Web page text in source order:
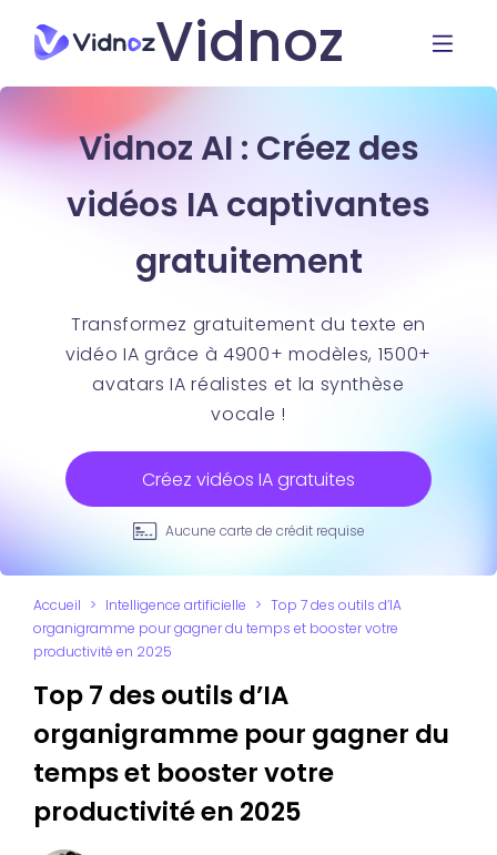
Vidnoz
Vidnoz AI : Créez des
vidéos IA captivantes
gratuitement
Transformez gratuitement du texte en
vidéo IA grâce à 4900+ modèles, 1500+
avatars IA réalistes et la synthèse
vocale !
Créez vidéos IA gratuites
Aucune carte de crédit requise
Accueil > Intelligence artificielle > Top 7 des outils d’IA
organigramme pour gagner du temps et booster votre
productivité en 2025
Top 7 des outils d’IA
organigramme pour gagner du
temps et booster votre
productivité en 2025